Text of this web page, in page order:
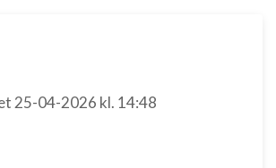
25-04-2026 kl. 14:48